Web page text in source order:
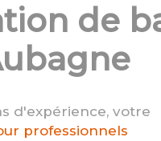
de
d'expérience, votre
professionnels